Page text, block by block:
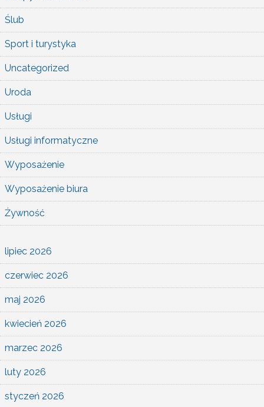
Ślub
Sport i turystyka
Uncategorized
Uroda
Usługi
Usługi informatyczne
Wyposażenie
Wyposażenie biura
Żywność
lipiec 2026
czerwiec 2026
maj 2026
kwiecień 2026
marzec 2026
luty 2026
styczeń 2026